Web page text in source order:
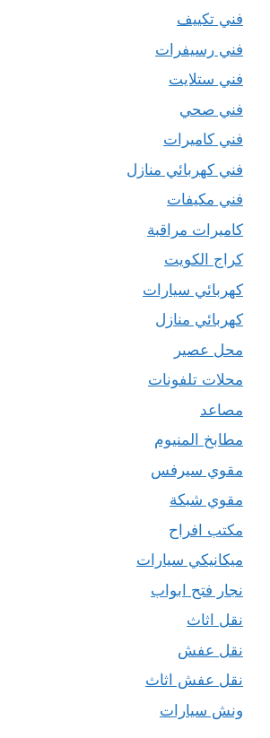
فني تكييف
فني رسيفرات
فني ستلايت
فني صحي
فني كاميرات
فني كهربائي منازل
فني مكيفات
كاميرات مراقبة
كراج الكويت
كهربائي سيارات
كهربائي منازل
محل عصير
محلات تلفونات
مصاعد
مطابخ المنيوم
مقوي سيرفس
مقوي شبكة
مكتب افراح
ميكانيكي سيارات
نجار فتح ابواب
نقل اثاث
نقل عفش
نقل عفش اثاث
ونش سيارات